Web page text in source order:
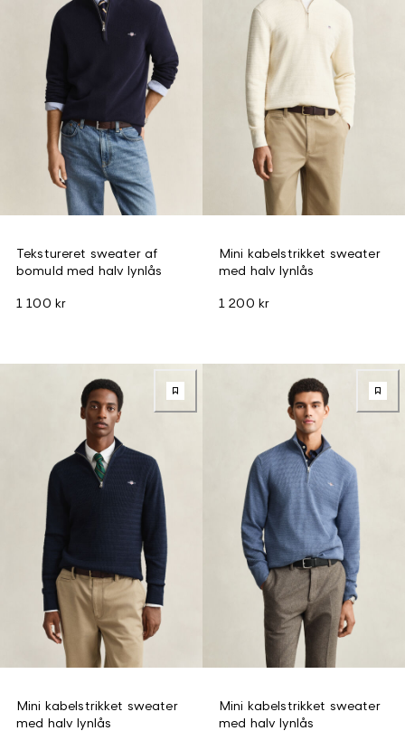
Tekstureret sweater af
bomuld med halv lynlås
1 100 kr
Mini kabelstrikket sweater
med halv lynlås
1 200 kr
Mini kabelstrikket sweater
med halv lynlås
Mini kabelstrikket sweater
med halv lynlås